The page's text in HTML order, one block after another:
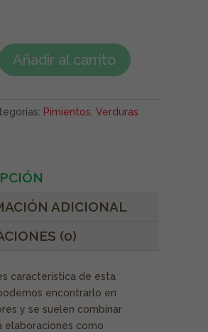
Añadir al carrito
Pimientos ,Verduras
ADICIONAL
(0)
característica de esta
encontrarlo en
y se suelen combinar
elaboraciones como